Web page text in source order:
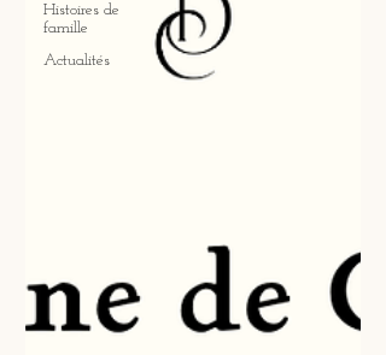
Histoires de
famille
Actualités